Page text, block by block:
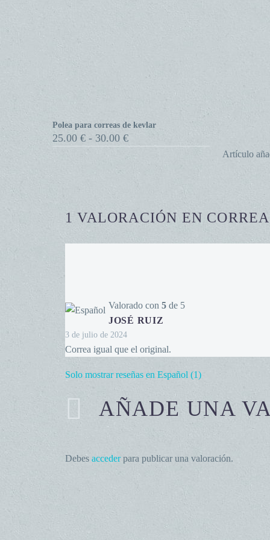
Polea
para
Polea para correas de kevlar
25.00 € - 30.00 €Rango
de
Artículo
1 VALORACIÓN EN
Valorado con 5 de 5
JOSÉ RUIZ
3 de julio de 2024
Correa igual que el original.
Solo mostrar reseñas en Español (1)
AÑADE UNA
Debes accederpara publicar una valoración.